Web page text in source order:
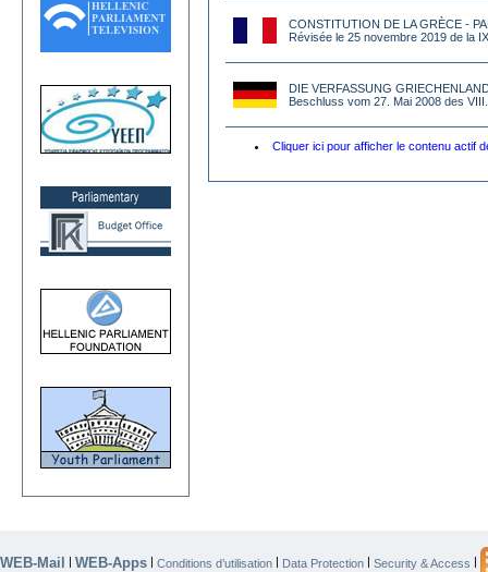
CONSTITUTION DE LA GRÈCE -
Révisée le 25 novembre 2019 de la
DIE VERFASSUNG
Beschluss vom 27. Mai 2008 des
Cliquer ici pour afficher le contenu actif
WEB-Mail WEB-Apps Conditions d’utilisation Data Protection Security & Access